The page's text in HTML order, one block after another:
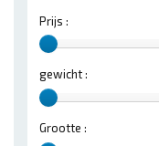
Prijs :
gewicht :
Grootte :